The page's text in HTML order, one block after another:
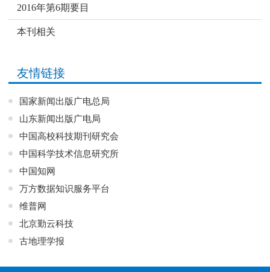
2016年第6期要目
本刊相关
友情链接
国家新闻出版广电总局
山东新闻出版广电局
中国高校科技期刊研究会
中国科学技术信息研究所
中国知网
万方数据知识服务平台
维普网
北京勤云科技
古地理学报